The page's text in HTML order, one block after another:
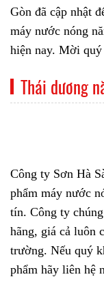
Gòn đã cập nhật
máy nước nóng
hiện nay. Mời quý
Thái dương
Công ty Sơn Hà
phẩm máy nước
tín. Công ty
hãng, giá cả luôn
trường. Nếu quý
phẩm hãy liên hệ